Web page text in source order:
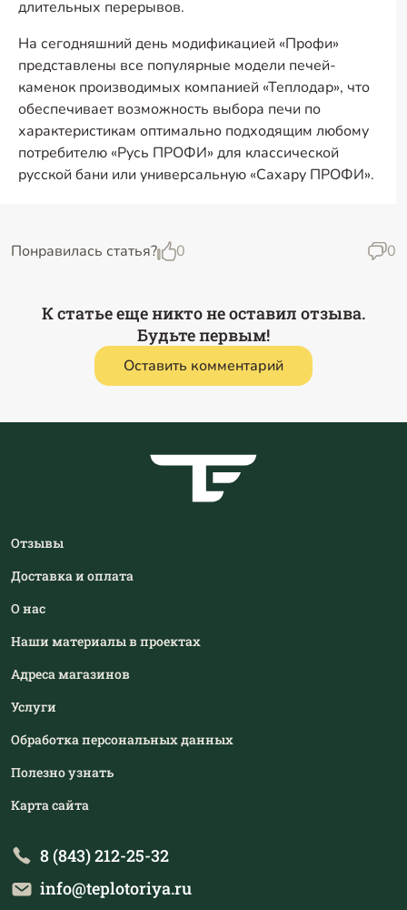
длительных перерывов.
На сегодняшний день модификацией «Профи»
представлены все популярные модели печей-
каменок производимых компанией «Теплодар», что
обеспечивает возможность выбора печи по
характеристикам оптимально подходящим любому
потребителю «Русь ПРОФИ» для классической
русской бани или универсальную «Сахару ПРОФИ».
Понравилась статья? 0 0
К статье еще никто не оставил отзыва.
Будьте первым!
Оставить комментарий
Отзывы
Доставка и оплата
О нас
Наши материалы в проектах
Адреса магазинов
Услуги
Обработка персональных данных
Полезно узнать
Карта сайта
8 (843) 212-25-32
info@teplotoriya.ru